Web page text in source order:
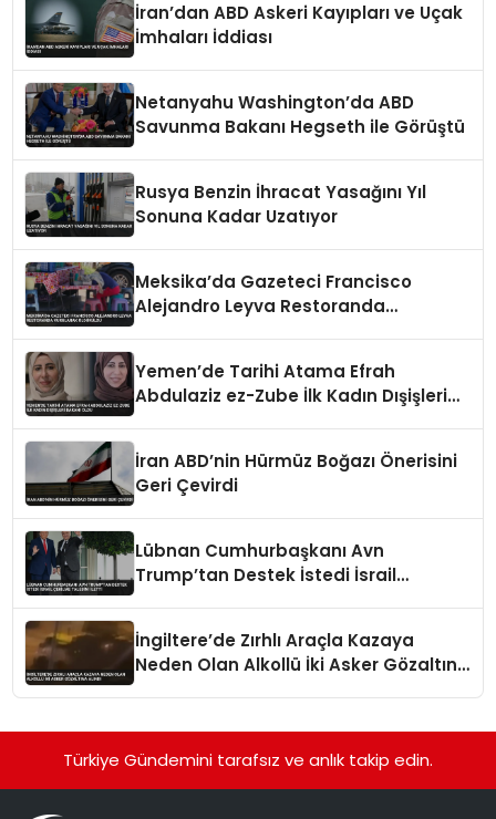
İran’dan ABD Askeri Kayıpları ve Uçak
İmhaları İddiası
Netanyahu Washington’da ABD
Savunma Bakanı Hegseth ile Görüştü
Rusya Benzin İhracat Yasağını Yıl
Sonuna Kadar Uzatıyor
Meksika’da Gazeteci Francisco
Alejandro Leyva Restoranda
Yemen’de Tarihi Atama Efrah
Abdulaziz ez-Zube İlk Kadın Dışişleri
İran ABD’nin Hürmüz Boğazı Önerisini
Geri Çevirdi
Lübnan Cumhurbaşkanı Avn
Trump’tan Destek İstedi İsrail
İngiltere’de Zırhlı Araçla Kazaya
Neden Olan Alkollü İki Asker Gözaltına
Türkiye Gündemini tarafsız ve anlık takip edin.